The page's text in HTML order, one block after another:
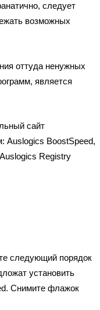
следует
возможных
оттуда ненужных
является
сайт
Auslogics BoostSpeed,
Registry
следующий порядок
установить
Снимите флажок